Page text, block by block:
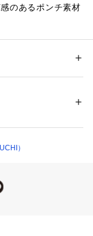
のあるポンチ素材
たロゴ刺繍の組み
分: ポリエステル65％
）